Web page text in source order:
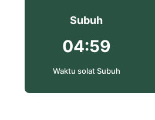
Subuh
04:59
Waktu solat Subuh